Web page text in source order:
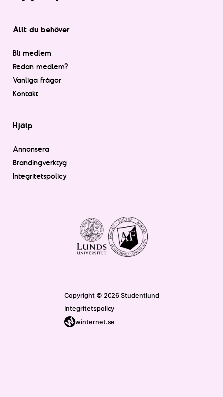
Allt du behöver
Bli medlem
Redan medlem?
Vanliga frågor
Kontakt
Hjälp
Annonsera
Brandingverktyg
Integritetspolicy
Copyright © 2026 Studentlund
Integritetspolicy
winternet.se